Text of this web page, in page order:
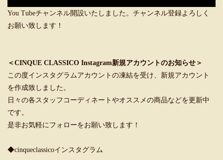
You Tubeチャンネル開設いたしました。チャンネル登録よろしく
お願い致します！
＜CINQUE CLASSICO Instagram新規アカウントのお知らせ＞
この度インスタグラムアカウントの凍結を受け、新規アカウント
を作成致しました。
日々の各スタッフコーディネートやオススメの商品などを更新中
です。
是非お気軽にフォローをお願い致します！
◆cinqueclassicoインスタグラム